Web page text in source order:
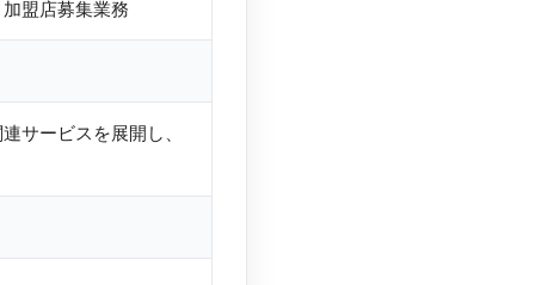
盟店募集業務
サービスを展開し、